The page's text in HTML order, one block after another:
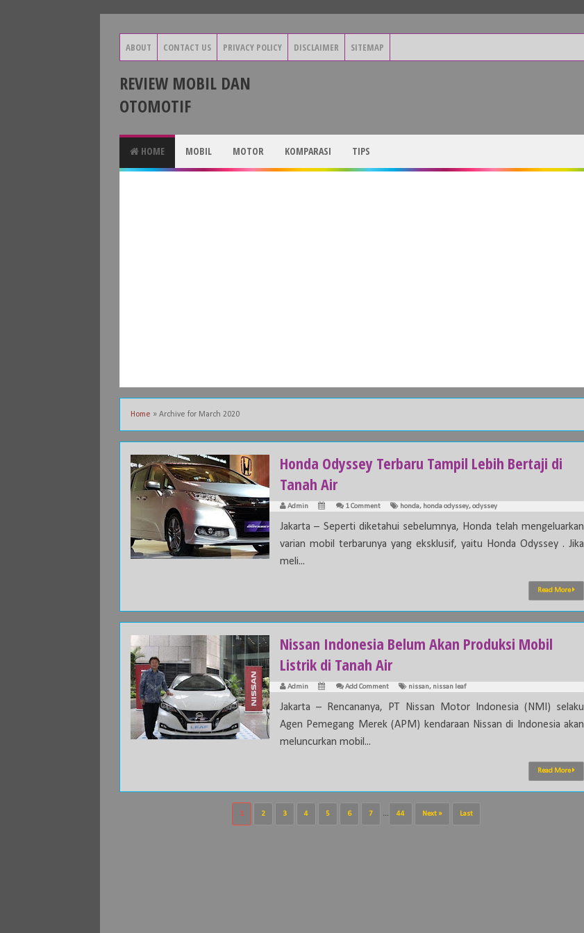
ABOUT CONTACT US PRIVACY POLICY DISCLAIMER SITEMAP
REVIEW MOBIL DAN
OTOMOTIF
HOME MOBIL MOTOR KOMPARASI TIPS
Home » Archive for March 2020
Honda Odyssey Terbaru Tampil Lebih Bertaji di
Tanah Air
Admin 1 Comment honda, honda odyssey,odyssey
Jakarta – Seperti diketahui sebelumnya, Honda telah mengeluarkan
varian mobil terbarunya yang eksklusif, yaitu Honda Odyssey . Jika
meli...
Read More
Nissan Indonesia Belum Akan Produksi Mobil
Listrik di Tanah Air
Admin Add Comment nissan, nissan leaf
Jakarta – Rencananya, PT Nissan Motor Indonesia (NMI) selaku
Agen Pemegang Merek (APM) kendaraan Nissan di Indonesia akan
meluncurkan mobil...
Read More
1 2 3 4 5 6 7 ... 44 Next » Last